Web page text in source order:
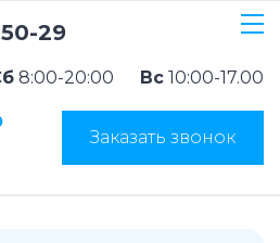
29
8:00-20:00 Вс 10:00-17.00
Заказать звонок